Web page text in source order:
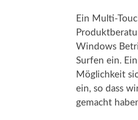
Ein Multi-
Windows
Surfen ein.
Möglichkeit
ein, so dass
gemacht